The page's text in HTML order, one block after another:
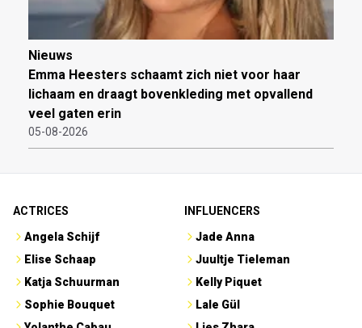
Nieuws
Emma Heesters schaamt zich niet voor haar
lichaam en draagt bovenkleding met opvallend
veel gaten erin
05-08-2026
ACTRICES
Angela Schijf
Elise Schaap
Katja Schuurman
Sophie Bouquet
INFLUENCERS
Jade Anna
Juultje Tieleman
Kelly Piquet
Lale Gül